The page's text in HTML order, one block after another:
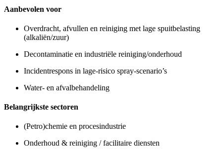
Aanbevolen voor
Overdracht, afvullen en reiniging met lage spuitbelasting
(alkaliën/zuur)
Decontaminatie en industriële reiniging/onderhoud
Incidentrespons in lage-risico spray-scenario’s
Water- en afvalbehandeling
Belangrijkste sectoren
(Petro)chemie en procesindustrie
Onderhoud & reiniging / facilitaire diensten